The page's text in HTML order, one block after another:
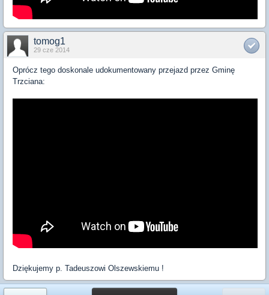
tomog1
29 cze 2014
Oprócz tego doskonale udokumentowany przejazd przez Gminę
Trzciana:
Dziękujemy p. Tadeuszowi Olszewskiemu !